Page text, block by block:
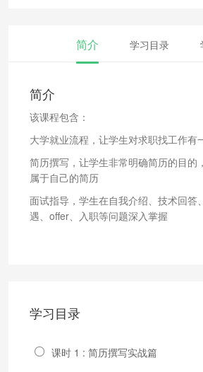
简介 学习目录
简介
该课程包含：
大学就业流程，让学生对求职找工作有
简历撰写，让学生非常明确简历的目的
属于自己的简历
面试指导，学生在自我介绍、技术回答
遇、offer、入职等问题深入掌握
学习目录
课时 1 : 简历撰写实战篇